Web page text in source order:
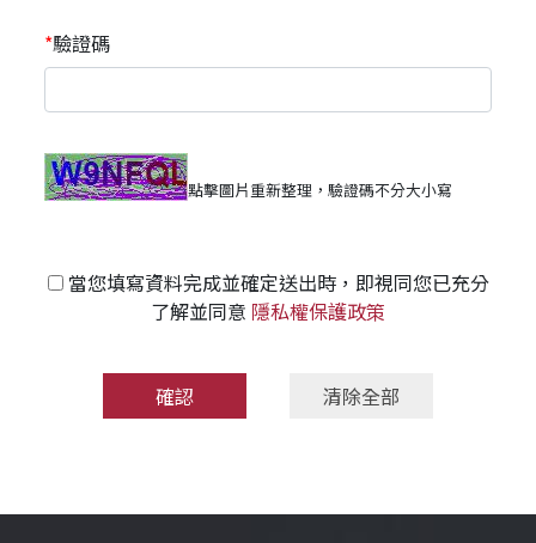
驗證碼
點擊圖片重新整理，驗證碼不分大小寫
當您填寫資料完成並確定送出時，即視同您已充分
了解並同意 隱私權保護政策
清除全部